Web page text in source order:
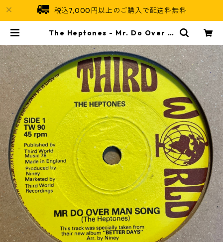
税込7,000円以上のご購入で配送料無料
The Heptones - Mr. Do Over M
Soul